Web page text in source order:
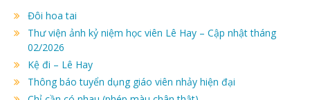
Đôi hoa tai
Thư viện ảnh kỷ niệm học viên Lê Hay – Cập nhật tháng
02/2026
Kệ đi – Lê Hay
Thông báo tuyển dụng giáo viên nhảy hiện đại